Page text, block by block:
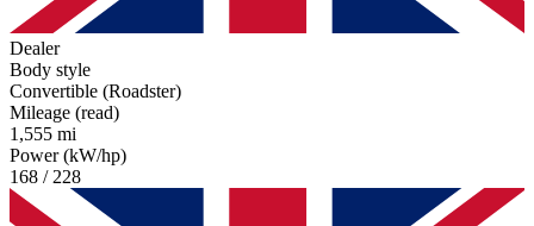
Dealer
Body style
Convertible (Roadster)
Mileage (read)
1,555 mi
Power (kW/hp)
168 / 228